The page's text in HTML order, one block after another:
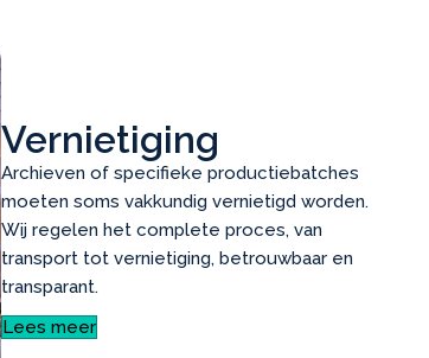
Vernietiging
Archieven of specifieke productiebatches
moeten soms vakkundig vernietigd worden.
Wij regelen het complete proces, van
transport tot vernietiging, betrouwbaar en
transparant.
Lees meer